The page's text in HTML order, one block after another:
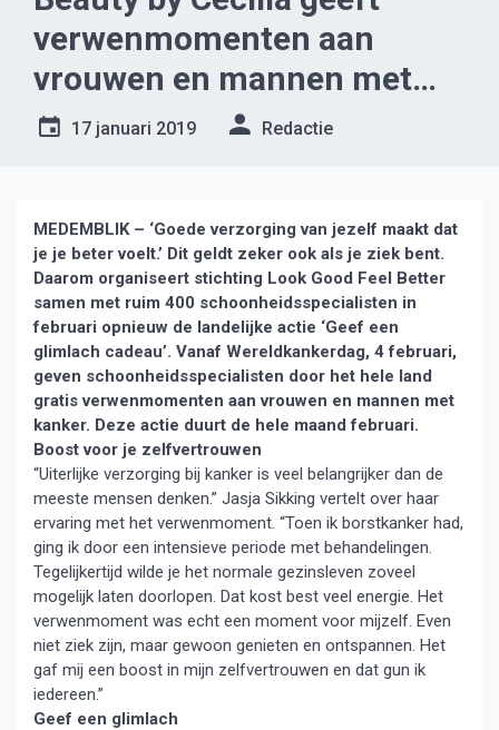
verwenmomenten aan
vrouwen en mannen met
kanker
17 januari 2019 Redactie
MEDEMBLIK – ‘Goede verzorging van jezelf maakt dat
je je beter voelt.’ Dit geldt zeker ook als je ziek bent.
Daarom organiseert stichting Look Good Feel Better
samen met ruim 400 schoonheidsspecialisten in
februari opnieuw de landelijke actie ‘Geef een
glimlach cadeau’. Vanaf Wereldkankerdag, 4 februari,
geven schoonheidsspecialisten door het hele land
gratis verwenmomenten aan vrouwen en mannen met
kanker. Deze actie duurt de hele maand februari.
Boost voor je zelfvertrouwen
“Uiterlijke verzorging bij kanker is veel belangrijker dan de
meeste mensen denken.” Jasja Sikking vertelt over haar
ervaring met het verwenmoment. “Toen ik borstkanker had,
ging ik door een intensieve periode met behandelingen.
Tegelijkertijd wilde je het normale gezinsleven zoveel
mogelijk laten doorlopen. Dat kost best veel energie. Het
verwenmoment was echt een moment voor mijzelf. Even
niet ziek zijn, maar gewoon genieten en ontspannen. Het
gaf mij een boost in mijn zelfvertrouwen en dat gun ik
iedereen.”
Geef een glimlach